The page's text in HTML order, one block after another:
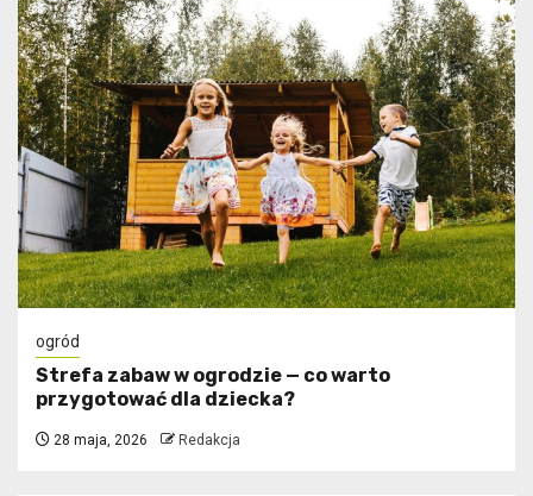
ogród
Strefa zabaw w ogrodzie — co warto
przygotować dla dziecka?
28 maja, 2026 Redakcja